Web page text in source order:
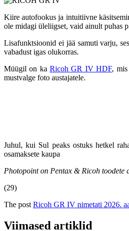
Kiire autofookus ja intuitiivne
ole midagi üleliigset, vaid ainult puhas
Lisafunktsioonid ei jää samuti varju,
vabadust igas olukorras.
Müügil on kaRicoh GR IV HDF, mis
mustvalge foto austajatele.
Juhul, kui Sul peaks ostuks hetkel
osamaksete kaupa
Photopoint on Pentax & Ricoh
(29)
The post Ricoh GR IV nimetati 2026.
Viimased artiklid